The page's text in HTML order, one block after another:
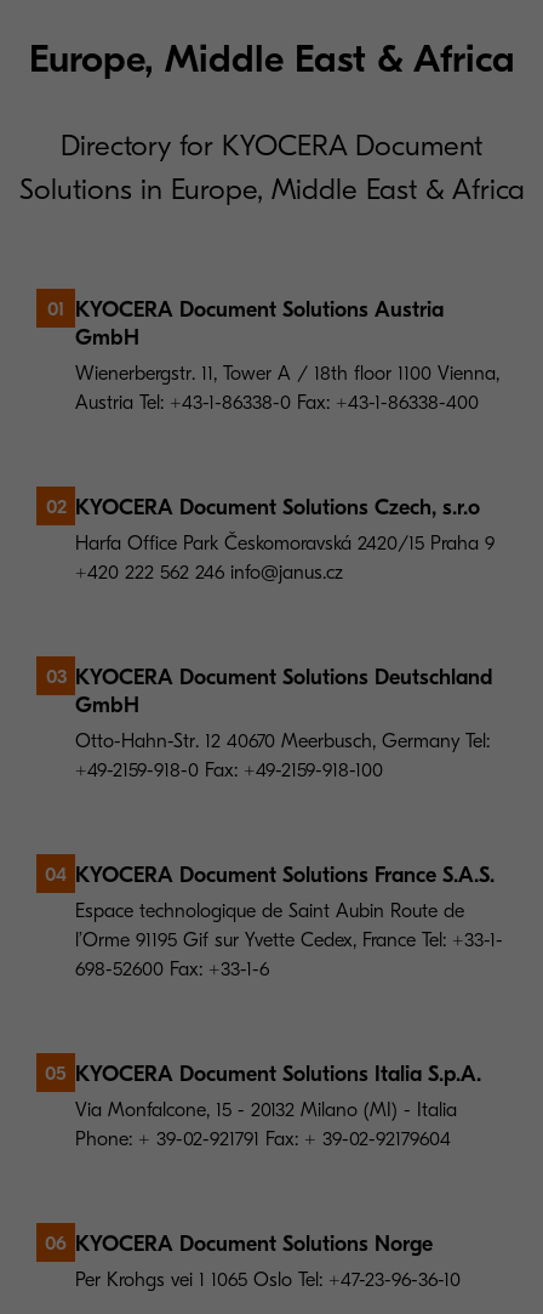
Europe, Middle East & Africa
Directory for KYOCERA Document
Solutions in Europe, Middle East & Africa
01
KYOCERA Document Solutions Austria
GmbH
Wienerbergstr. 11, Tower A / 18th floor 1100 Vienna,
Austria Tel: +43-1-86338-0 Fax: +43-1-86338-400
02 KYOCERA Document Solutions Czech, s.r.o
Harfa Office Park Českomoravská 2420/15 Praha 9
+420 222 562 246 info@janus.cz
03 KYOCERA Document Solutions Deutschland
GmbH
Otto-Hahn-Str. 12 40670 Meerbusch, Germany Tel:
+49-2159-918-0 Fax: +49-2159-918-100
04 KYOCERA Document Solutions France S.A.S.
Espace technologique de Saint Aubin Route de
l’Orme 91195 Gif sur Yvette Cedex, France Tel: +33-1-
698-52600 Fax: +33-1-6
05 KYOCERA Document Solutions Italia S.p.A.
Via Monfalcone, 15 - 20132 Milano (MI) - Italia
Phone: + 39-02-921791 Fax: + 39-02-92179604
06 KYOCERA Document Solutions Norge
Per Krohgs vei 1 1065 Oslo Tel: +47-23-96-36-10